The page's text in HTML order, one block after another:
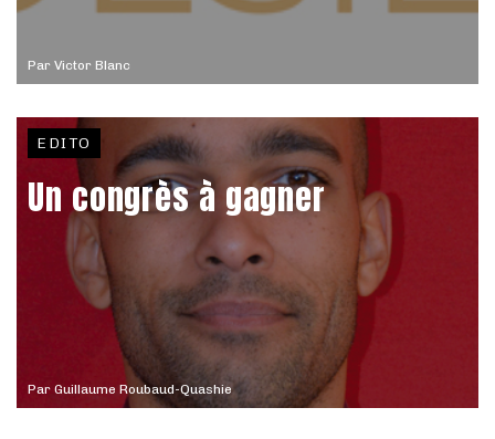
Par Victor Blanc
Par Guillaume Roubaud-Quashie
EDITO
Un congrès à gagner